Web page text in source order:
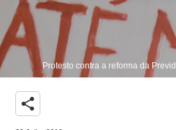
Protesto contra a reforma da
share